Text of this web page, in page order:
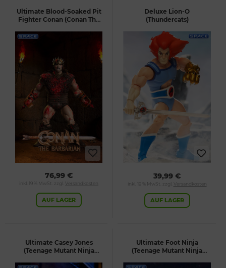
Ultimate Blood-Soaked Pit
Fighter Conan (Conan The
76,99 €
inkl. 19 % MwSt. zzgl. Versandkosten
AUF LAGER
Deluxe Lion-O
(Thundercats)
39,99 €
inkl. 19 % MwSt. zzgl. Versandkosten
AUF LAGER
Ultimate Casey Jones
(Teenage Mutant Ninja
Ultimate Foot Ninja
(Teenage Mutant Ninja